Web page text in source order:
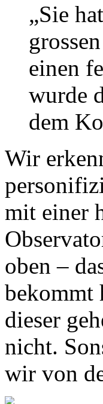
„Sie
einen
wurde
dem
Wir
mit einer
oben –
bekommt
dieser
nicht.
wir von